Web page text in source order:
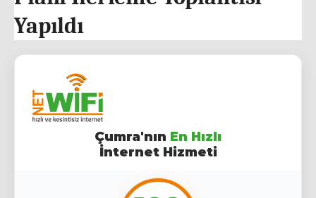
Yapıldı
Çumra'nın En Hızlı
İnternet Hizmeti